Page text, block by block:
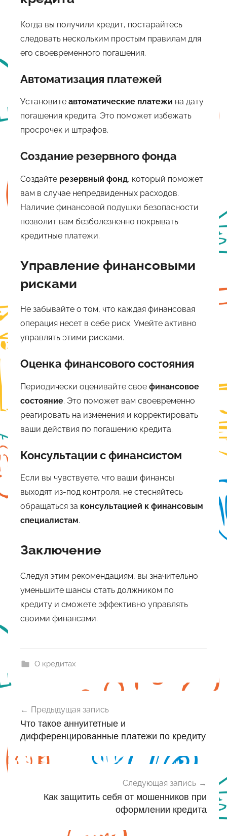
Когда вы получили кредит, постарайтесь
следовать нескольким простым правилам для
его своевременного погашения.
Автоматизация платежей
Установите автоматические платежи на дату
погашения кредита. Это поможет избежать
просрочек и штрафов.
Создание резервного фонда
Создайте резервный фонд, который поможет
вам в случае непредвиденных расходов.
Наличие финансовой подушки безопасности
позволит вам безболезненно покрывать
кредитные платежи.
Управление финансовыми
рисками
Не забывайте о том, что каждая финансовая
операция несет в себе риск. Умейте активно
управлять этими рисками.
Оценка финансового состояния
Периодически оценивайте свое финансовое
состояние. Это поможет вам своевременно
реагировать на изменения и корректировать
ваши действия по погашению кредита.
Консультации с финансистом
Если вы чувствуете, что ваши финансы
выходят из-под контроля, не стесняйтесь
обращаться за консультацией к финансовым
специалистам.
Заключение
Следуя этим рекомендациям, вы значительно
уменьшите шансы стать должником по
кредиту и сможете эффективно управлять
своими финансами.
О кредитах
по
записям
Предыдущая запись
Что такое аннуитетные и
дифференцированные платежи по кредиту
Следующая запись
Как защитить себя от мошенников при
оформлении кредита